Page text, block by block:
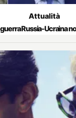
Attualità
Russia-Ucraina